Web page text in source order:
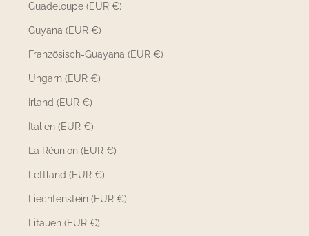
Guadeloupe (EUR €)
Guyana (EUR €)
Französisch-Guayana (EUR €)
Ungarn (EUR €)
Irland (EUR €)
Italien (EUR €)
La Réunion (EUR €)
Lettland (EUR €)
Liechtenstein (EUR €)
Litauen (EUR €)